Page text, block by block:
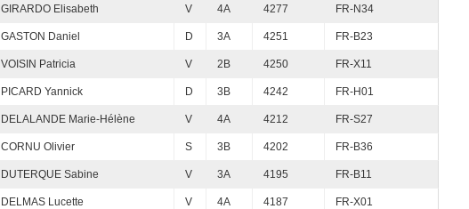
GIRARDO Elisabeth V 4A 4277 FR-N34
GASTON Daniel D 3A 4251 FR-B23
VOISIN Patricia V 2B 4250 FR-X11
PICARD Yannick D 3B 4242 FR-H01
DELALANDE Marie-Hélène V 4A 4212 FR-S27
CORNU Olivier S 3B 4202 FR-B36
DUTERQUE Sabine V 3A 4195 FR-B11
DELMAS Lucette V 4A 4187 FR-X01